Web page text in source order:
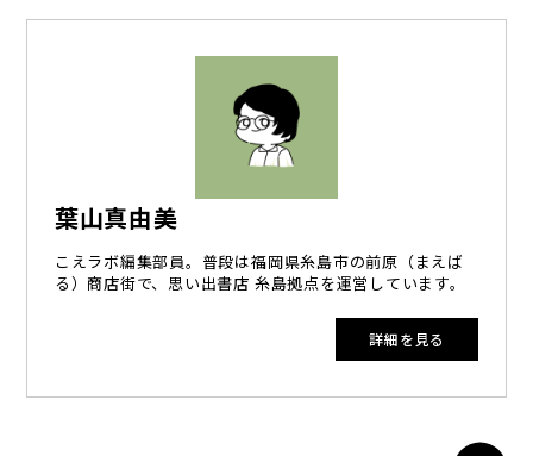
葉山真由美
こえラボ編集部員。普段は福岡県糸島市の前原（まえば
る）商店街で、思い出書店 糸島拠点を運営しています。
詳細を見る